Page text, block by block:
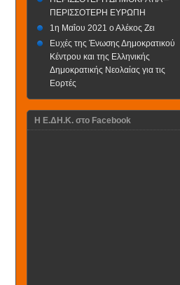
ΠΕΡΙΣΣΟΤΕΡΗ ΕΥΡΩΠΗ
1η Μαΐου 2021 ο Αλέκος Ζει
Ευχές της Ένωσης Δημοκρατικού
Κέντρου και της Ελληνικής
Δημοκρατικής Νεολαίας για τις
Εορτές
H Ε.ΔΗ.Κ. στο Facebook